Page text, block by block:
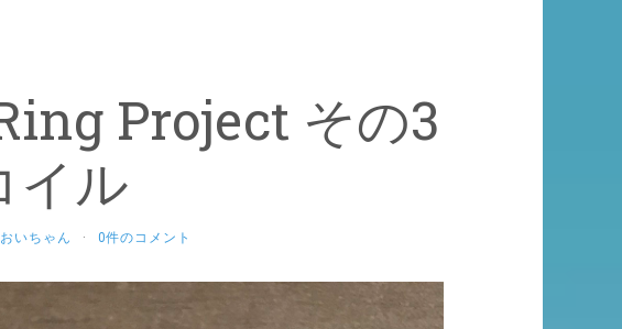
Project その3
イル
おいちゃん · 0件のコメント